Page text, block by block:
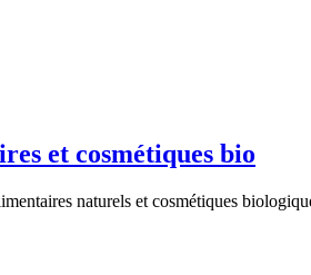
et cosmétiques bio
naturels et cosmétiques